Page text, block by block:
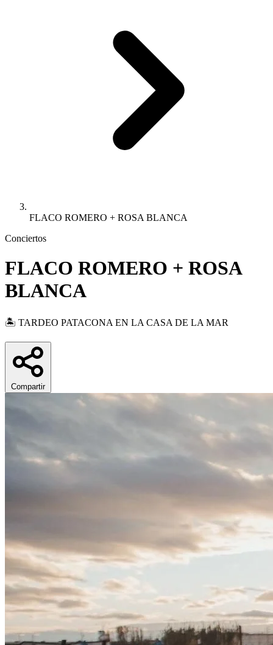
FLACO ROMERO + ROSA BLANCA
Conciertos
FLACO ROMERO + ROSA
BLANCA
🏝️ TARDEO PATACONA EN LA CASA DE LA MAR
Compartir